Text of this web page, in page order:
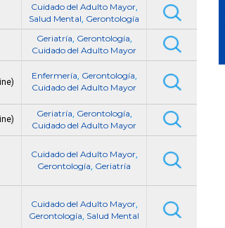
Cuidado del Adulto Mayor,
Salud Mental, Gerontología
Geriatría, Gerontología,
Cuidado del Adulto Mayor
Enfermería, Gerontología,
Cuidado del Adulto Mayor
Geriatría, Gerontología,
Cuidado del Adulto Mayor
Cuidado del Adulto Mayor,
Gerontología, Geriatría
Cuidado del Adulto Mayor,
Gerontología, Salud Mental
Guía para trabajar en ELEAM:
Formación y Requisitos en
Cuidado del Adulto Mayor en
Chile